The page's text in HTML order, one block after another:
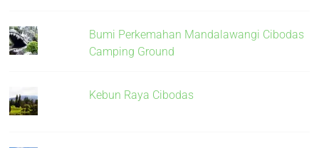
Bumi Perkemahan Mandalawangi Cibodas
Camping Ground
Kebun Raya Cibodas